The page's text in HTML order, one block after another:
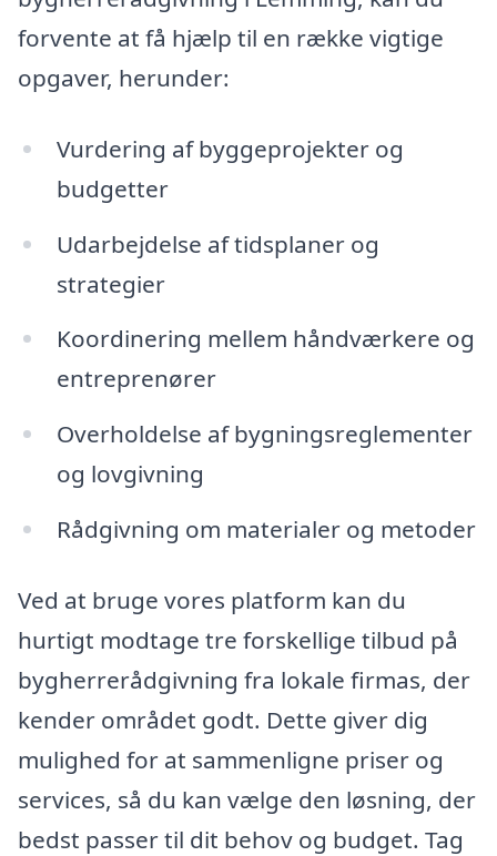
forvente at få hjælp til en række vigtige
opgaver, herunder:
Vurdering af byggeprojekter og
budgetter
Udarbejdelse af tidsplaner og
strategier
Koordinering mellem håndværkere og
entreprenører
Overholdelse af bygningsreglementer
og lovgivning
Rådgivning om materialer og metoder
Ved at bruge vores platform kan du
hurtigt modtage tre forskellige tilbud på
bygherrerådgivning fra lokale firmas, der
kender området godt. Dette giver dig
mulighed for at sammenligne priser og
services, så du kan vælge den løsning, der
bedst passer til dit behov og budget. Tag